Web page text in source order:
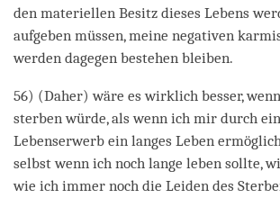
den materiellen Besitz dieses Lebens
aufgeben müssen, meine negativen
werden dagegen bestehen bleiben.
56) (Daher) wäre es wirklich besser,
sterben würde, als wenn ich mir durch
Lebenserwerb ein langes Leben
selbst wenn ich noch lange leben sollte,
wie ich immer noch die Leiden des